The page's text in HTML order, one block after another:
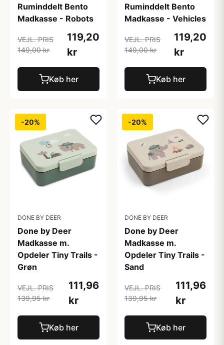
Ruminddelt Bento
Madkasse - Robots
VEJL. PRIS
149,00 kr
119,20
kr
Køb her
Ruminddelt Bento
Madkasse - Vehicles
VEJL. PRIS
149,00 kr
119,20
kr
Køb her
-20%
DONE BY DEER
Done by Deer
Madkasse m.
Opdeler Tiny Trails -
Grøn
VEJL. PRIS
139,95 kr
111,96
kr
Køb her
-20%
DONE BY DEER
Done by Deer
Madkasse m.
Opdeler Tiny Trails -
Sand
VEJL. PRIS
139,95 kr
111,96
kr
Køb her